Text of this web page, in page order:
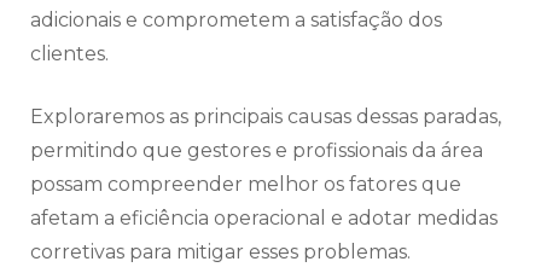
adicionais e comprometem a satisfação dos
clientes.
Exploraremos as principais causas dessas paradas,
permitindo que gestores e profissionais da área
possam compreender melhor os fatores que
afetam a eficiência operacional e adotar medidas
corretivas para mitigar esses problemas.